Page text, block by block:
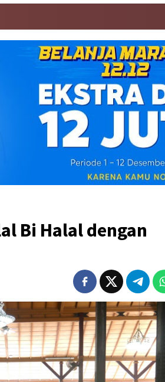
Bi Halal dengan